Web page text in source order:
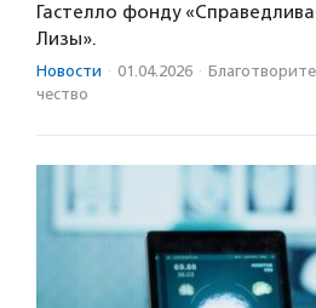
Гастелло фонду
Лизы».
Новости · 01.04.2026 ·
чест­во